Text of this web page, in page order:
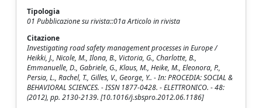
Tipologia
01 Pubblicazione su rivista::01a Articolo in rivista
Citazione
Investigating road safety management processes in Europe /
Heikki, J., Nicole, M., Ilona, B., Victoria, G., Charlotte, B.,
Emmanuelle, D., Gabriele, G., Klaus, M., Heike, M., Eleonora, P.,
Persia, L., Rachel, T., Gilles, V., George, Y.. - In: PROCEDIA: SOCIAL &
BEHAVIORAL SCIENCES. - ISSN 1877-0428. - ELETTRONICO. - 48:
(2012), pp. 2130-2139. [10.1016/j.sbspro.2012.06.1186]